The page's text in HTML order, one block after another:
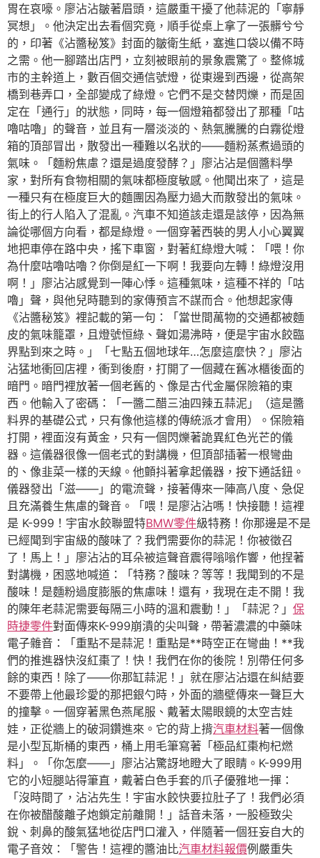
胃在哀嚎。廖沾沾皺著眉頭，這嚴重干擾了他蒜泥的「寧靜
冥想」。他決定出去看個究竟，順手從桌上拿了一張髒兮兮
的，印著《沾醬秘笈》封面的皺衛生紙，塞進口袋以備不時
之需。他一腳踏出店門，立刻被眼前的景象震驚了。整條城
市的主幹道上，數百個交通信號燈，從東邊到西邊，從高架
橋到巷弄口，全部變成了綠燈。它們不是交替閃爍，而是固
定在「通行」的狀態，同時，每一個燈箱都發出了那種「咕
嚕咕嚕」的聲音，並且有一層淡淡的、熱氣騰騰的白霧從燈
箱的頂部冒出，散發出一種難以名狀的——麵粉蒸煮過頭的
氣味。「麵粉焦慮？還是過度發酵？」廖沾沾是個醬料學
家，對所有食物相關的氣味都極度敏感。他聞出來了，這是
一種只有在極度巨大的麵團因為壓力過大而散發出的氣味。
街上的行人陷入了混亂。汽車不知道該走還是該停，因為無
論從哪個方向看，都是綠燈。一個穿著西裝的男人小心翼翼
地把車停在路中央，搖下車窗，對著紅綠燈大喊：「喂！你
為什麼咕嚕咕嚕？你倒是紅一下啊！我要向左轉！綠燈沒用
啊！」廖沾沾感覺到一陣心悸。這種氣味，這種不祥的「咕
嚕」聲，與他兒時聽到的家傳預言不謀而合。他想起家傳
《沾醬秘笈》裡記載的第一句：「當世間萬物的交通都被麵
皮的氣味籠罩，且燈號恒綠、聲如湯沸時，便是宇宙水餃臨
界點到來之時。」「七點五個地球年…怎麼這麼快？」廖沾
沾猛地衝回店裡，衝到後廚，打開了一個藏在舊冰櫃後面的
暗門。暗門裡放著一個老舊的、像是古代金屬保險箱的東
西。他輸入了密碼：「一醬二醋三油四辣五蒜泥」（這是醬
料界的基礎公式，只有像他這樣的傳統派才會用）。保險箱
打開，裡面沒有黃金，只有一個閃爍著詭異紅色光芒的儀
器。這儀器很像一個老式的對講機，但頂部插著一根彎曲
的、像韭菜一樣的天線。他顫抖著拿起儀器，按下通話鈕。
儀器發出「滋——」的電流聲，接著傳來一陣高八度、急促
且充滿養生焦慮的聲音。「喂！是廖沾沾嗎！快接聽！這裡
是 K-999！宇宙水餃聯盟特BMW零件級特務！你那邊是不是
已經聞到宇宙級的酸味了？我們需要你的蒜泥！你被徵召
了！馬上！」廖沾沾的耳朵被這聲音震得嗡嗡作響，他捏著
對講機，困惑地喊道：「特務？酸味？等等！我聞到的不是
酸味！是麵粉過度膨脹的焦慮味！還有，我現在走不開！我
的陳年老蒜泥需要每隔三小時的溫和震動！」「蒜泥？」 保
時捷零件對面傳來K-999崩潰的尖叫聲，帶著濃濃的中藥味
電子雜音：「重點不是蒜泥！重點是**時空正在彎曲！**我
們的推進器快沒紅棗了！快！我們在你的後院！別帶任何多
餘的東西！除了——你那缸蒜泥！」就在廖沾沾還在糾結要
不要帶上他最珍愛的那把銀勺時，外面的牆壁傳來一聲巨大
的撞擊。一個穿著黑色燕尾服、戴著太陽眼鏡的太空吉娃
娃，正從牆上的破洞鑽進來。它的背上揹汽車材料著一個像
是小型瓦斯桶的東西，桶上用毛筆寫著「極品紅棗枸杞燃
料」。「你怎麼——」廖沾沾驚訝地瞪大了眼睛。K-999用
它的小短腿站得筆直，戴著白色手套的爪子優雅地一揮：
「沒時間了，沾沾先生！宇宙水餃快要拉肚子了！我們必須
在你被醋酸離子炮鎖定前離開！」話音未落，一股極致尖
銳、刺鼻的酸氣猛地從店門口灌入，伴隨著一個狂妄自大的
電子音效：「警告！這裡的醬油比汽車材料報價例嚴重失